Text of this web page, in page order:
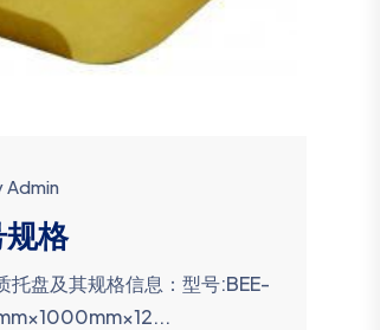
Admin
格
托盘及其规格信息：型号:BEE-